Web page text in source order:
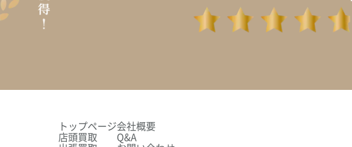
トップページ
店頭買取
会社概要
Q&A